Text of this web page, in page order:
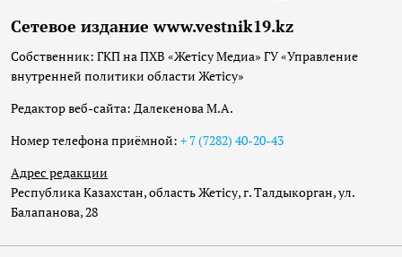
Сетевое издание www.vestnik19.kz
Собственник: ГКП на ПХВ «Жетісу Медиа» ГУ «Управление
внутренней политики области Жетісу»
Редактор веб-сайта: Далекенова М.А.
Номер телефона приёмной: + 7 (7282) 40-20-43
Адрес редакции
Республика Казахстан, область Жетісу, г. Талдыкорган, ул.
Балапанова, 28